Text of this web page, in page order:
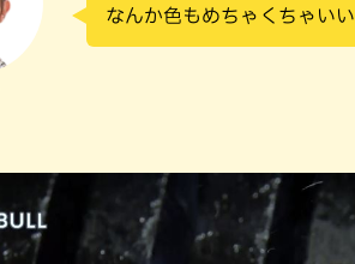
なんか色もめちゃくちゃいい